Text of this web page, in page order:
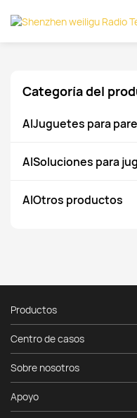
Categoría del
AIJuguetes para
AISoluciones para
AIOtros productos
Productos
Centro de casos
Sobre nosotros
Apoyo